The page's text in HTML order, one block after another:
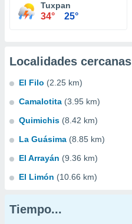
Tuxpan
34° 25°
Localidades cercanas
El Filo (2.25 km)
Camalotita (3.95 km)
Quimichis (8.42 km)
La Guásima (8.85 km)
El Arrayán (9.36 km)
El Limón (10.66 km)
Tiempo...